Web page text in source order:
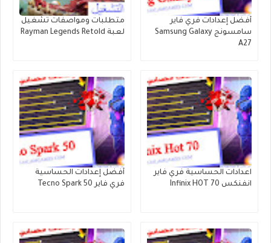
أفضل إعدادات فري فاير
سامسونج Samsung Galaxy
A27
متطلبات ومواصفات تشغيل
لعبة Rayman Legends Retold
اعدادات الحساسية فري فاير
انفنكس Infinix HOT 70
أفضل إعدادات الحساسية
فري فاير Tecno Spark 50